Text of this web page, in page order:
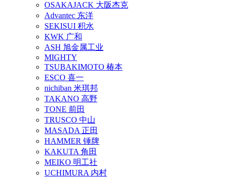
OSAKAJACK 大阪杰克
Advantec 东洋
SEKISUI 积水
KWK 广和
ASH 旭金属工业
MIGHTY
TSUBAKIMOTO 椿本
ESCO 喜一
nichiban 米琪邦
TAKANO 高野
TONE 前田
TRUSCO 中山
MASADA 正田
HAMMER 锤牌
KAKUTA 角田
MEIKO 明工社
UCHIMURA 内村